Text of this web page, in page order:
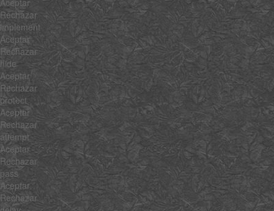
Aceptar
Rechazar
implement
Aceptar
Rechazar
hide
Aceptar
Rechazar
protect
Aceptar
Rechazar
attempt
Aceptar
Rechazar
pass
Aceptar
Rechazar